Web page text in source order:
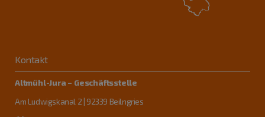
Kontakt
Altmühl-Jura – Geschäftsstelle
Am Ludwigskanal 2 | 92339 Beilngries